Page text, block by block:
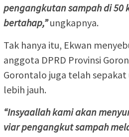
pengangkutan sampah di 50
bertahap,”ungkapnya.
Tak hanya itu, Ekwan
anggota DPRD Provinsi
Gorontalo juga telah
lebih jauh.
“Insyaallah kami akan
viar pengangkut sampah